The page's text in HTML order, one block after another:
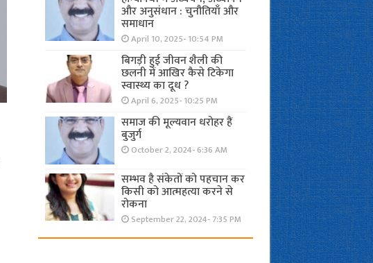
और अनुसंधान : चुनौतियाँ और
समाधान
April 10, 2025- 10:54 PM
बिगड़ी हुई जीवन शैली की
छलनी में आखिर कैसे टिकेगा
स्वास्थ्य का दूध ?
April 6, 2025- 10:25 PM
समाज की मूल्यवान धरोहर हैं
बुजुर्ग
October 2, 2024- 6:36 AM
सम्भव है संकेतों को पहचान कर
किसी को आत्महत्या करने से
रोकना
September 22, 2024- 7:35 PM